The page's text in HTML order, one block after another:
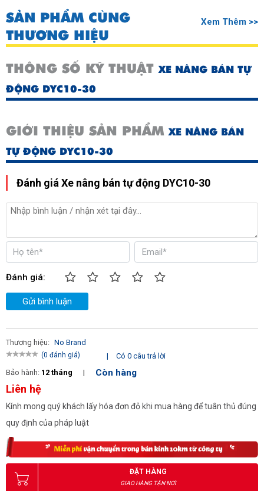
SẢN PHẨM CÙNG
THƯƠNG HIỆU
Xem Thêm >>
THÔNG SỐ KỸ THUẬTXE NÂNG BÁN TỰ
ĐỘNG DYC10-30
GIỚI THIỆU SẢN PHẨMXE NÂNG BÁN
TỰ ĐỘNG DYC10-30
Đánh giá Xe nâng bán tự động DYC10-30
Đánh giá:
Gửi bình luận
Thương hiệu: No Brand
(0 đánh giá) |
Có 0 câu trả lời
Bảo hành: 12 tháng | Còn hàng
Liên hệ
Kính mong quý khách lấy hóa đơn đỏ khi mua hàng để tuân thủ đúng
quy định của pháp luật
ĐẶT HÀNG
GIAO HÀNG TẬN NƠI